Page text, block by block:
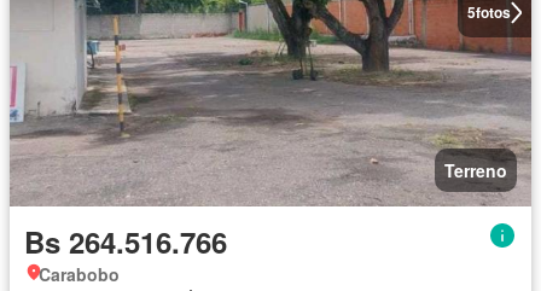
5fotos
Terreno
Bs 264.516.766
Carabobo